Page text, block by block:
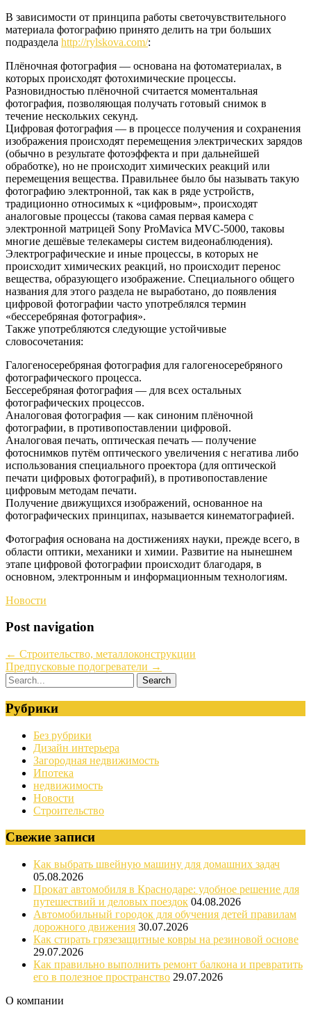
В зависимости от принципа работы светочувствительного
материала фотографию принято делить на три больших
подраздела http://rylskova.com/:
Плёночная фотография — основана на фотоматериалах, в
которых происходят фотохимические процессы.
Разновидностью плёночной считается моментальная
фотография, позволяющая получать готовый снимок в
течение нескольких секунд.
Цифровая фотография — в процессе получения и сохранения
изображения происходят перемещения электрических зарядов
(обычно в результате фотоэффекта и при дальнейшей
обработке), но не происходит химических реакций или
перемещения вещества. Правильнее было бы называть такую
фотографию электронной, так как в ряде устройств,
традиционно относимых к «цифровым», происходят
аналоговые процессы (такова самая первая камера с
электронной матрицей Sony ProMavica MVC-5000, таковы
многие дешёвые телекамеры систем видеонаблюдения).
Электрографические и иные процессы, в которых не
происходит химических реакций, но происходит перенос
вещества, образующего изображение. Специального общего
названия для этого раздела не выработано, до появления
цифровой фотографии часто употреблялся термин
«бессеребряная фотография».
Также употребляются следующие устойчивые
словосочетания:
Галогеносеребряная фотография для галогеносеребряного
фотографического процесса.
Бессеребряная фотография — для всех остальных
фотографических процессов.
Аналоговая фотография — как синоним плёночной
фотографии, в противопоставлении цифровой.
Аналоговая печать, оптическая печать — получение
фотоснимков путём оптического увеличения с негатива либо
использования специального проектора (для оптической
печати цифровых фотографий), в противопоставление
цифровым методам печати.
Получение движущихся изображений, основанное на
фотографических принципах, называется кинематографией.
Фотография основана на достижениях науки, прежде всего, в
области оптики, механики и химии. Развитие на нынешнем
этапе цифровой фотографии происходит благодаря, в
основном, электронным и информационным технологиям.
Новости
Post navigation
← Строительство, металлоконструкции
Предпусковые подогреватели →
Рубрики
Без рубрики
Дизайн интерьера
Загородная недвижимость
Ипотека
недвижимость
Новости
Строительство
Свежие записи
Как выбрать швейную машину для домашних задач
05.08.2026
Прокат автомобиля в Краснодаре: удобное решение для
путешествий и деловых поездок 04.08.2026
Автомобильный городок для обучения детей правилам
дорожного движения 30.07.2026
Как стирать грязезащитные ковры на резиновой основе
29.07.2026
Как правильно выполнить ремонт балкона и превратить
его в полезное пространство 29.07.2026
О компании